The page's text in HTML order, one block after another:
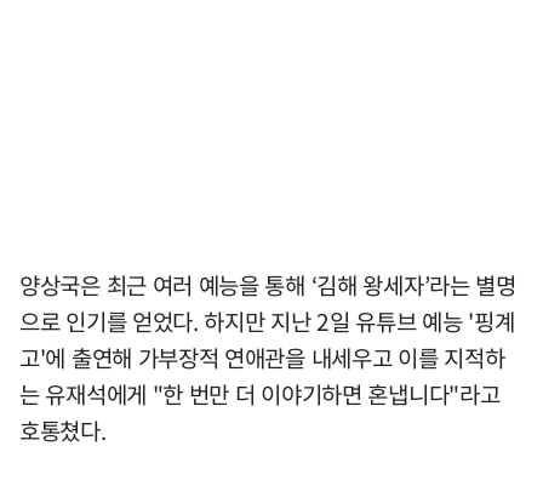
양상국은 최근 여러 예능을 통해 ‘김해 왕세자’라는 별명
으로 인기를 얻었다. 하지만 지난 2일 유튜브 예능 '핑계
고'에 출연해 가부장적 연애관을 내세우고 이를 지적하
는 유재석에게 "한 번만 더 이야기하면 혼냅니다"라고
호통쳤다.